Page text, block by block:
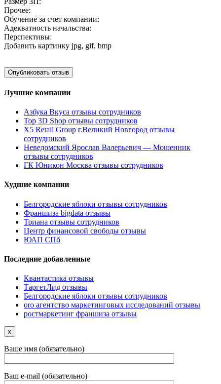
Прочее:
Обучение за счет компании:
Адекватность начальства:
Перспективы:
Добавить картинку jpg, gif, bmp
Лучшие компании
Азбука Вкуса отзывы сотрудников
Top 3D Shop отзывы сотрудников
X5 Retail Group г.Великий Новгород отзывы
сотрудников
Неведомский Ярослав Валерьевич — Мошенник
отзывы сотрудников
ГК Юникон Москва отзывы сотрудников
Худшие компании
Белгородские яблоки отзывы сотрудников
Франшиза bigdata отзывы
Триана отзывы сотрудников
Центр финансовой свободы отзывы
ЮАП СПб
Последние добавленные
Квантастика отзывы
ТаргетЛид отзывы
Белгородские яблоки отзывы сотрудников
oro агентство маркетинговых исследований отзывы
ростмаркетинг франшиза отзывы
x
Ваше имя (обязательно)
Ваш e-mail (обязательно)